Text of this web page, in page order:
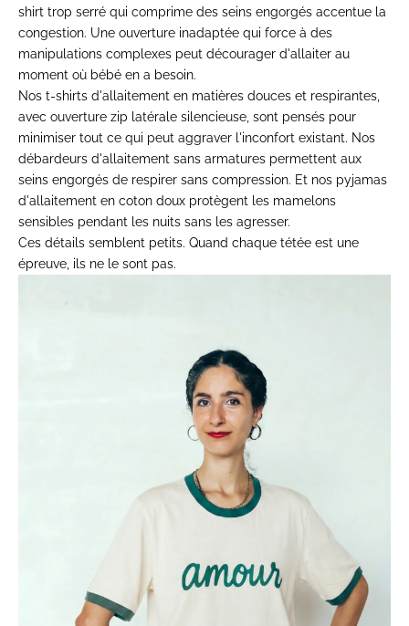
shirt trop serré qui comprime des seins engorgés accentue la
congestion. Une ouverture inadaptée qui force à des
manipulations complexes peut décourager d'allaiter au
moment où bébé en a besoin.
Nos t-shirts d'allaitement en matières douces et respirantes,
avec ouverture zip latérale silencieuse, sont pensés pour
minimiser tout ce qui peut aggraver l'inconfort existant. Nos
débardeurs d'allaitement sans armatures permettent aux
seins engorgés de respirer sans compression. Et nos pyjamas
d'allaitement en coton doux protègent les mamelons
sensibles pendant les nuits sans les agresser.
Ces détails semblent petits. Quand chaque tétée est une
épreuve, ils ne le sont pas.